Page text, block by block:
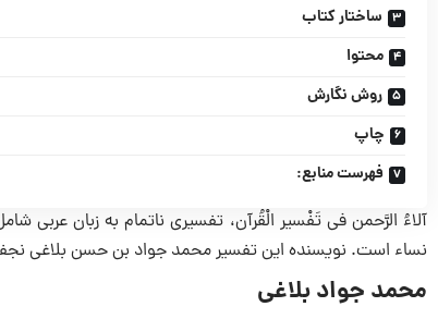
ساختار کتاب
محتوا
روش نگارش
چاپ
فهرست منابع:
نساء است. نویسنده این تفسیر محمد جواد بن‎ حسن بلاغی نجفی (۱۲۸۲-۱۳۵۲ق)، مفسر، فقیه و متکلم امامی قرن ۱۴ هجری قمری است.
محمد جواد بلاغی